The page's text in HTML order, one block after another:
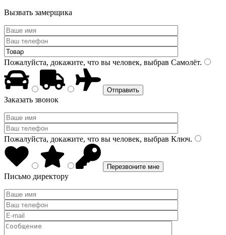
Вызвать замерщика
Пожалуйста, докажите, что вы человек, выбрав Самолёт.
Заказать звонок
Пожалуйста, докажите, что вы человек, выбрав Ключ.
Письмо директору